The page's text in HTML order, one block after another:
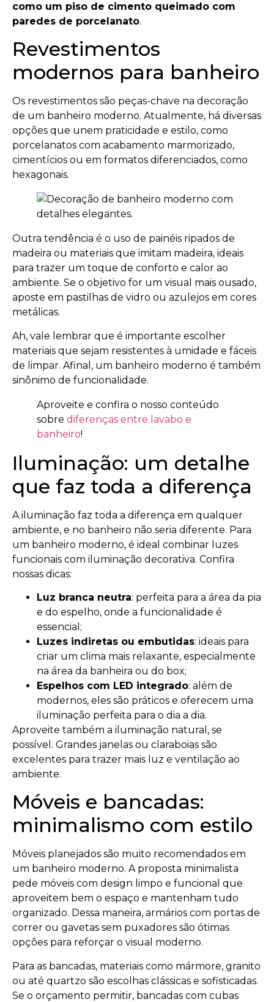
como um piso de cimento queimado com
paredes de porcelanato.
Revestimentos
modernos para banheiro
Os revestimentos são peças-chave na decoração
de um banheiro moderno. Atualmente, há diversas
opções que unem praticidade e estilo, como
porcelanatos com acabamento marmorizado,
cimentícios ou em formatos diferenciados, como
hexagonais.
Outra tendência é o uso de painéis ripados de
madeira ou materiais que imitam madeira, ideais
para trazer um toque de conforto e calor ao
ambiente. Se o objetivo for um visual mais ousado,
aposte em pastilhas de vidro ou azulejos em cores
metálicas.
Ah, vale lembrar que é importante escolher
materiais que sejam resistentes à umidade e fáceis
de limpar. Afinal, um banheiro moderno é também
sinônimo de funcionalidade.
Aproveite e confira o nosso conteúdo
sobre diferenças entre lavabo e
banheiro!
Iluminação: um detalhe
que faz toda a diferença
A iluminação faz toda a diferença em qualquer
ambiente, e no banheiro não seria diferente. Para
um banheiro moderno, é ideal combinar luzes
funcionais com iluminação decorativa. Confira
nossas dicas:
Luz branca neutra: perfeita para a área da pia
e do espelho, onde a funcionalidade é
essencial;
Luzes indiretas ou embutidas: ideais para
criar um clima mais relaxante, especialmente
na área da banheira ou do box;
Espelhos com LED integrado: além de
modernos, eles são práticos e oferecem uma
iluminação perfeita para o dia a dia.
Aproveite também a iluminação natural, se
possível. Grandes janelas ou claraboias são
excelentes para trazer mais luz e ventilação ao
ambiente.
Móveis e bancadas:
minimalismo com estilo
Móveis planejados são muito recomendados em
um banheiro moderno. A proposta minimalista
pede móveis com design limpo e funcional que
aproveitem bem o espaço e mantenham tudo
organizado. Dessa maneira, armários com portas de
correr ou gavetas sem puxadores são ótimas
opções para reforçar o visual moderno.
Para as bancadas, materiais como mármore, granito
ou até quartzo são escolhas clássicas e sofisticadas.
Se o orçamento permitir, bancadas com cubas